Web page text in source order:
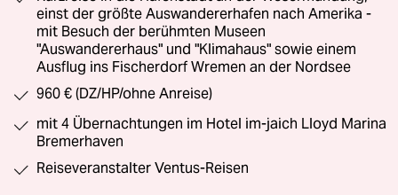
einst der größte Auswandererhafen nach Amerika -
mit Besuch der berühmten Museen
"Auswandererhaus" und "Klimahaus" sowie einem
Ausflug ins Fischerdorf Wremen an der Nordsee
960 € (DZ/HP/ohne Anreise)
mit 4 Übernachtungen im Hotel im-jaich Lloyd Marina
Bremerhaven
Reiseveranstalter Ventus-Reisen